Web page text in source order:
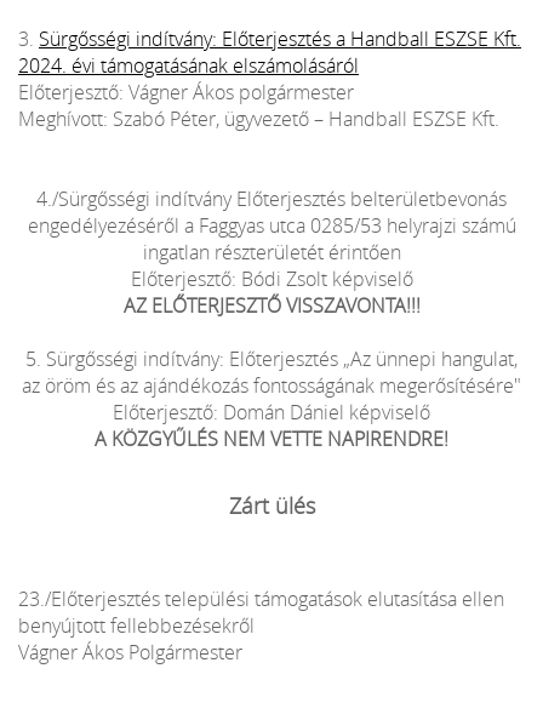
3. Sürgősségi indítvány: Előterjesztés a Handball ESZSE Kft.
2024. évi támogatásának elszámolásáról
Előterjesztő: Vágner Ákos polgármester
Meghívott: Szabó Péter, ügyvezető – Handball ESZSE Kft.
4./Sürgősségi indítvány Előterjesztés belterületbevonás
engedélyezéséről a Faggyas utca 0285/53 helyrajzi számú
ingatlan részterületét érintően
Előterjesztő: Bódi Zsolt képviselő
AZ ELŐTERJESZTŐ VISSZAVONTA!!!
5. Sürgősségi indítvány: Előterjesztés „Az ünnepi hangulat,
az öröm és az ajándékozás fontosságának megerősítésére"
Előterjesztő: Domán Dániel képviselő
A KÖZGYŰLÉS NEM VETTE NAPIRENDRE!
Zárt ülés
23./Előterjesztés települési támogatások elutasítása ellen
benyújtott fellebbezésekről
Vágner Ákos Polgármester